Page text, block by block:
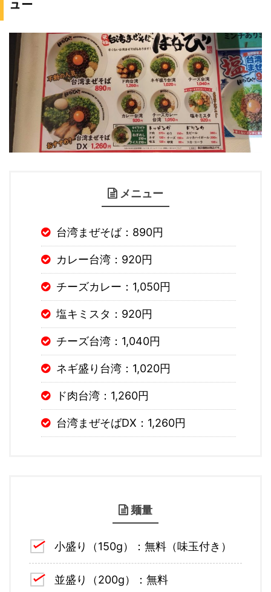
メニュー
台湾まぜそば：890円
カレー台湾：920円
チーズカレー：1,050円
塩キミスタ：920円
チーズ台湾：1,040円
ネギ盛り台湾：1,020円
ド肉台湾：1,260円
台湾まぜそばDX：1,260円
麺量
小盛り（150g）：無料（味玉付き）
並盛り（200g）：無料